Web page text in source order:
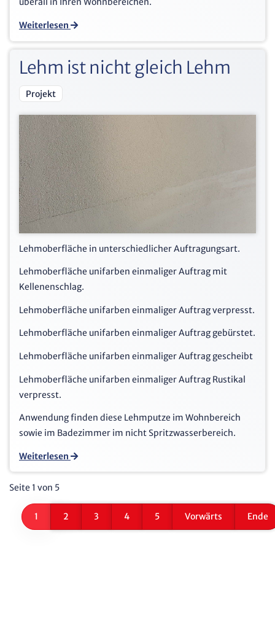
Weiterlesen
Lehm ist nicht gleich Lehm
Projekt
Lehmoberfläche in unterschiedlicher Auftragungsart.
Lehmoberfläche unifarben einmaliger Auftrag mit
Kellenenschlag.
Lehmoberfläche unifarben einmaliger Auftrag verpresst.
Lehmoberfläche unifarben einmaliger Auftrag gebürstet.
Lehmoberfläche unifarben einmaliger Auftrag gescheibt
Lehmoberfläche unifarben einmaliger Auftrag Rustikal
verpresst.
Anwendung finden diese Lehmputze im Wohnbereich
sowie im Badezimmer im nicht Spritzwasserbereich.
Weiterlesen
Seite 1 von 5
1 2 3 4 5 Vorwärts Ende